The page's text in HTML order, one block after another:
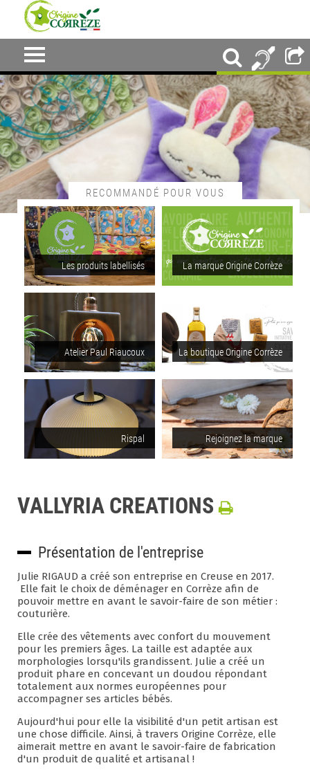
RECOMMANDÉ POUR VOUS
Les produits labellisés La marque Origine Corrèze
Atelier Paul Riaucoux La boutique Origine Corrèze
Rispal Rejoignez la marque
VALLYRIA CREATIONS
Présentation de l'entreprise
Julie RIGAUD a créé son entreprise en Creuse en 2017.
Elle fait le choix de déménager en Corrèze afin de
pouvoir mettre en avant le savoir-faire de son métier :
couturière.
Elle crée des vêtements avec confort du mouvement
pour les premiers âges. La taille est adaptée aux
morphologies lorsqu'ils grandissent. Julie a créé un
produit phare en concevant un doudou répondant
totalement aux normes européennes pour
accompagner ses articles bébés.
Aujourd'hui pour elle la visibilité d'un petit artisan est
une chose difficile. Ainsi, à travers Origine Corrèze, elle
aimerait mettre en avant le savoir-faire de fabrication
d'un produit de qualité et artisanal !